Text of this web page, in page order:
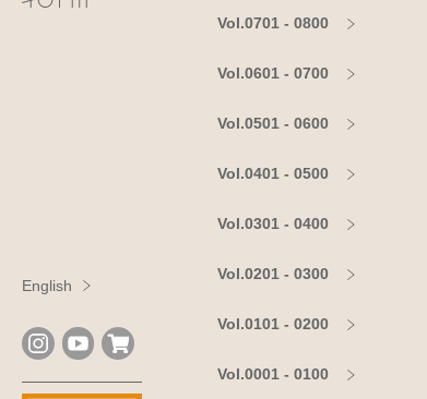
English
Vol.0701 - 0800
Vol.0601 - 0700
Vol.0501 - 0600
Vol.0401 - 0500
Vol.0301 - 0400
Vol.0201 - 0300
Vol.0101 - 0200
Vol.0001 - 0100